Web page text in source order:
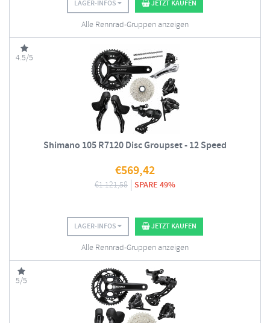
LAGER-INFOS JETZT KAUFEN
Alle Rennrad-Gruppen anzeigen
4.5/5
Shimano 105 R7120 Disc Groupset - 12 Speed
€569,42
€1.121,58 SPARE 49%
LAGER-INFOS JETZT KAUFEN
Alle Rennrad-Gruppen anzeigen
5/5